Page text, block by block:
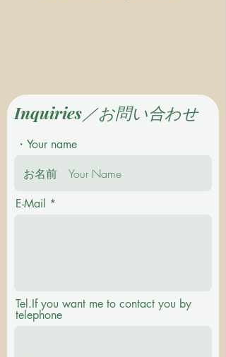
Inquiries／お問い合わせ
・Your name
E-Mail
Tel.If you want me to contact you by
telephone